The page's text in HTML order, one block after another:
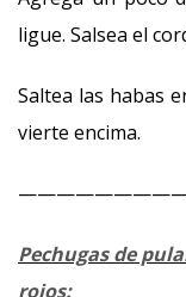
ligue. Salsea el
Saltea las habas
vierte encima.
Pechugas de
rojos: